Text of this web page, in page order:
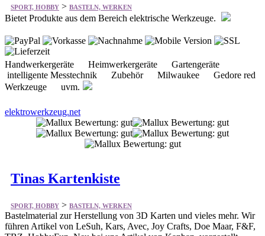
SPORT, HOBBY > BASTELN, WERKEN
Bietet Produkte aus dem Bereich elektrische Werkzeuge.
Handwerkergeräte Heimwerkergeräte Gartengeräte
intelligente Messtechnik Zubehör Milwaukee Gedore red
Werkzeuge uvm.
elektrowerkzeug.net
Tinas Kartenkiste
SPORT, HOBBY > BASTELN, WERKEN
Bastelmaterial zur Herstellung von 3D Karten und vieles mehr. Wir
führen Artikel von LeSuh, Kars, Avec, Joy Crafts, Doe Maar, F&F,